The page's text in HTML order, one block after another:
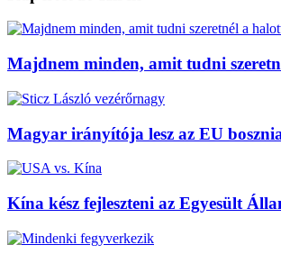
Majdnem minden, amit tudni
Magyar irányítója lesz az EU
Kína kész fejleszteni az Egyesült